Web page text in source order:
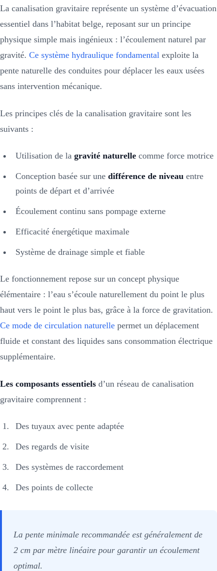
La canalisation gravitaire représente un système d’évacuation
essentiel dans l’habitat belge, reposant sur un principe
physique simple mais ingénieux : l’écoulement naturel par
gravité. Ce système hydraulique fondamental exploite la
pente naturelle des conduites pour déplacer les eaux usées
sans intervention mécanique.
Les principes clés de la canalisation gravitaire sont les
suivants :
Utilisation de la gravité naturelle comme force motrice
Conception basée sur une différence de niveau entre
points de départ et d’arrivée
Écoulement continu sans pompage externe
Efficacité énergétique maximale
Système de drainage simple et fiable
Le fonctionnement repose sur un concept physique
élémentaire : l’eau s’écoule naturellement du point le plus
haut vers le point le plus bas, grâce à la force de gravitation.
Ce mode de circulation naturelle permet un déplacement
fluide et constant des liquides sans consommation électrique
supplémentaire.
Les composants essentiels d’un réseau de canalisation
gravitaire comprennent :
Des tuyaux avec pente adaptée
Des regards de visite
Des systèmes de raccordement
Des points de collecte
La pente minimale recommandée est généralement de
2 cm par mètre linéaire pour garantir un écoulement
optimal.